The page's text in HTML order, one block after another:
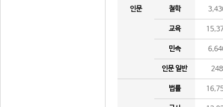
인문 철학
교육
민속
인문 일반 248
법률